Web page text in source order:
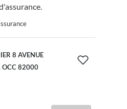
8 AVENUE
OCC 82000